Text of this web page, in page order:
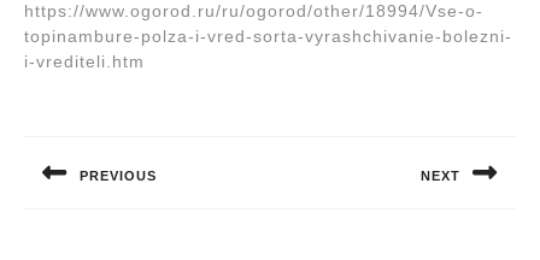
https://www.ogorod.ru/ru/ogorod/other/18994/Vse-o-
topinambure-polza-i-vred-sorta-vyrashchivanie-bolezni-
i-vrediteli.htm
записям
PREVIOUS NEXT